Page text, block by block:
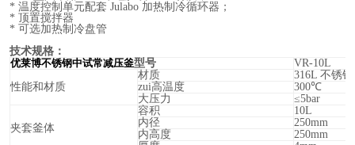
* 温度控制单元配套 Julabo 加热制冷循环器；
* 顶置搅拌器
* 可选加热制冷盘管
技术规格：
优莱博不锈钢中试常减压釜型号
VR-10L
性能和材质
材质 316L 不锈钢
zui高温度
300℃
大压力
≤5bar
夹套釜体
容积
10L
内径
250mm
内高度
250mm